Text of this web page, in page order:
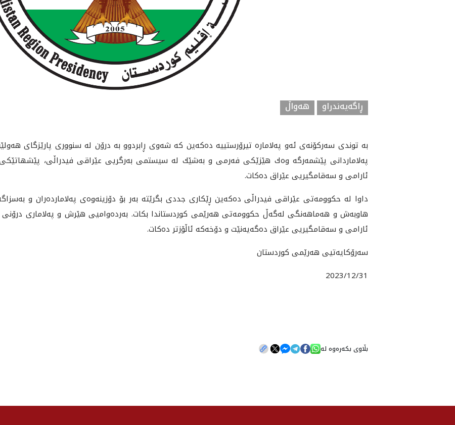
ڕاگەیەندراو هه‌واڵ
به‌ توندى سه‌ركۆنه‌ى ئه‌و په‌لاماره‌ تيرۆرستييه‌ ده‌كه‌ين كه‌ شه‌وى ڕابردوو به‌ درۆن له‌ سنوورى پارێزگاى
په‌لاماردانى پێشمه‌رگه‌ وه‌ك هێزێكى فه‌رمى و به‌شێك له‌ سيستمى به‌رگريى عێراقى فيدراڵى،
ئارامى و سه‌قامگيريى عێراق ده‌كات.
داوا له‌ حكوومه‌تى عێراقى فيدراڵى ده‌كه‌ين ڕێكارى جددى بگرێته‌ به‌ر بۆ دۆزينه‌وه‌ى په‌لامارده‌ران و
هاوبه‌ش و هه‌ماهه‌نگى له‌گه‌ڵ حكوومه‌تى هه‌رێمى كوردستاندا بكات. به‌رده‌واميى هێرش و په‌لامارى درۆنى
ئارامى و سه‌قامگيريى عێراق ده‌گه‌يه‌نێت و دۆخه‌كه‌ ئاڵۆزتر ده‌كات.
سه‌رۆكايه‌تيى هه‌رێمى كوردستان
2023/12/31
بڵاوی بکەرەوە لە